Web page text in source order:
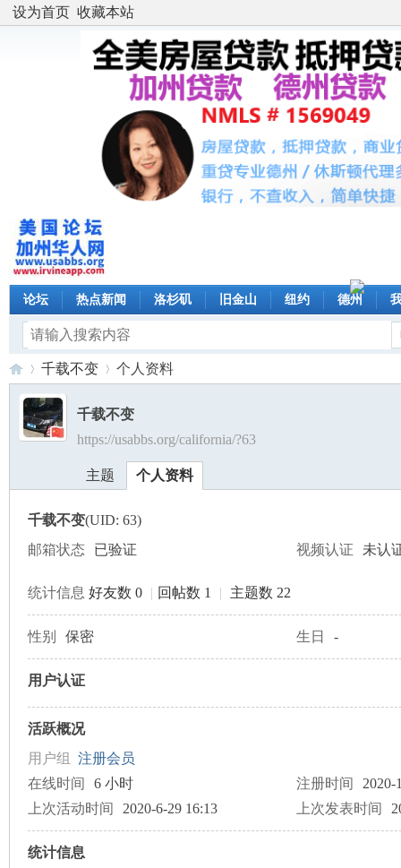
设为首页 收藏本站
论坛 热点新闻 洛杉矶 旧金山 纽约 德州
美›
千载不变
›
个人资料
千载不变
https://usabbs.org/california/?63
主题 个人资料
千载不变(UID: 63)
邮箱状态
已验证 视频认证 未认
统计信息 好友数 0 | 回帖数 1 | 主题数 22
性别 保密 生日 -
用户认证
活跃概况
用户组 注册会员
在线时间
6 小时 注册时间
2020-
上次活动时间
2020-6-29 16:13 上次发表时间
统计信息